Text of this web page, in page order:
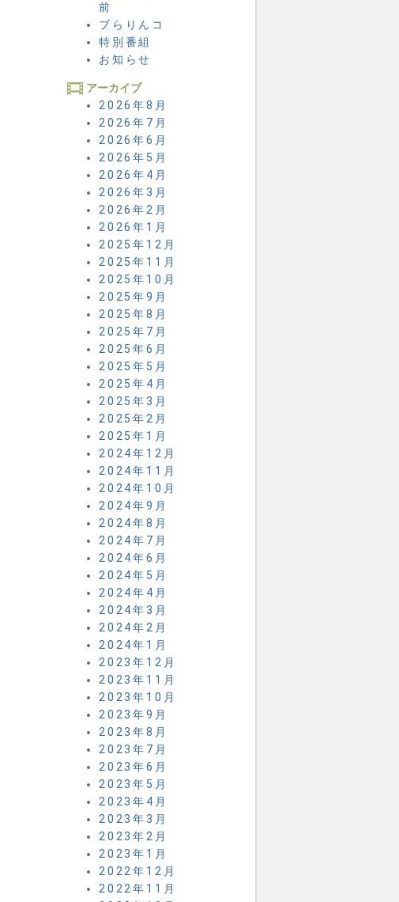
前
ブらりんコ
特別番組
お知らせ
アーカイブ
2026年8月
2026年7月
2026年6月
2026年5月
2026年4月
2026年3月
2026年2月
2026年1月
2025年12月
2025年11月
2025年10月
2025年9月
2025年8月
2025年7月
2025年6月
2025年5月
2025年4月
2025年3月
2025年2月
2025年1月
2024年12月
2024年11月
2024年10月
2024年9月
2024年8月
2024年7月
2024年6月
2024年5月
2024年4月
2024年3月
2024年2月
2024年1月
2023年12月
2023年11月
2023年10月
2023年9月
2023年8月
2023年7月
2023年6月
2023年5月
2023年4月
2023年3月
2023年2月
2023年1月
2022年12月
2022年11月